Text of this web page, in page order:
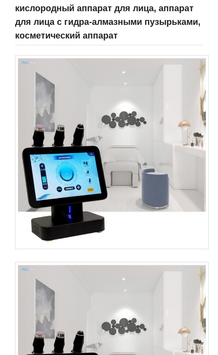
кислородный аппарат для лица, аппарат
для лица с гидра-алмазными пузырьками,
косметический аппарат